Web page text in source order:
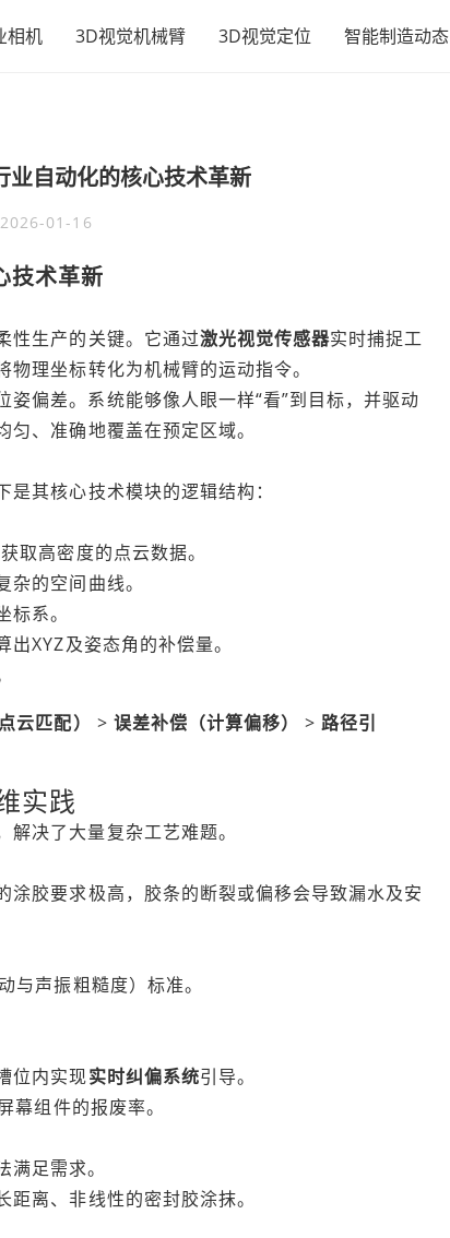
相机 3D视觉机械臂 3D视觉定位 智能制造动态
业自动化的核心技术革新
2026-01-16
技术革新
性生产的关键。它通过激光视觉传感器实时捕捉工
物理坐标转化为机械臂的运动指令。
偏差。系统能够像人眼一样“看”到目标，并驱动
、准确地覆盖在预定区域。
其核心技术模块的逻辑结构：
取高密度的点云数据。
的空间曲线。
系。
XYZ及姿态角的补偿量。
云匹配） > 误差补偿（计算偏移） >路径引
实践
决了大量复杂工艺难题。
涂胶要求极高，胶条的断裂或偏移会导致漏水及安
与声振粗糙度）标准。
位内实现实时纠偏系统引导。
幕组件的报废率。
足需求。
离、非线性的密封胶涂抹。